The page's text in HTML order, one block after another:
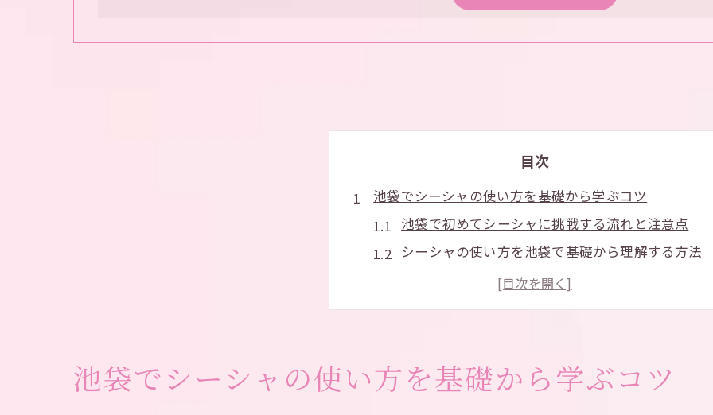
目次
池袋でシーシャの使い方を基礎から学ぶコツ
池袋で初めてシーシャに挑戦する流れと注意点
シーシャの使い方を池袋で基礎から理解する方法
池袋のシーシャ初心者が押さえるべき基本動作
シーシャを楽しむ池袋流のコツと体験ポイント解
初心者も安心できるシーシャの正しい楽しみ方
初心者がシーシャを安心して楽しむための手順
池袋でシーシャの使い方を基礎から学ぶコツ